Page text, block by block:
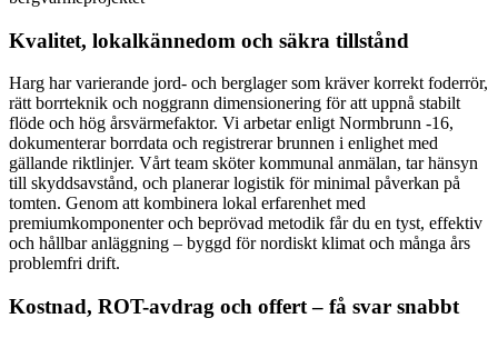
Kvalitet, lokalkännedom och säkra tillstånd
Harg har varierande jord- och berglager som kräver korrekt foderrör,
rätt borrteknik och noggrann dimensionering för att uppnå stabilt
flöde och hög årsvärmefaktor. Vi arbetar enligt Normbrunn -16,
dokumenterar borrdata och registrerar brunnen i enlighet med
gällande riktlinjer. Vårt team sköter kommunal anmälan, tar hänsyn
till skyddsavstånd, och planerar logistik för minimal påverkan på
tomten. Genom att kombinera lokal erfarenhet med
premiumkomponenter och beprövad metodik får du en tyst, effektiv
och hållbar anläggning – byggd för nordiskt klimat och många års
problemfri drift.
Kostnad, ROT-avdrag och offert – få svar snabbt